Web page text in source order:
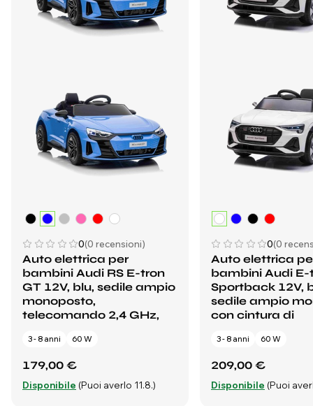
0(0 recensioni)
Auto elettrica per
bambini Audi RS E-tron
GT 12V, blu, sedile ampio
monoposto,
telecomando 2,4 GHz,
3 - 8 anni 60 W
179,00 €
Disponibile (Puoi averlo 11.8.)
0(0
Auto elettrica
bambini Audi E-
Sportback 12V,
sedile ampio
con cintura di
3 - 8 anni 60 W
209,00 €
Disponibile (Puoi